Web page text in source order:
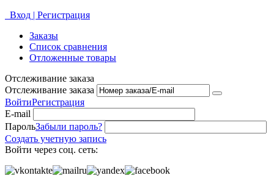
Вход | Регистрация
Заказы
Список сравнения
Отложенные товары
Отслеживание заказа
Отслеживание заказа
ВойтиРегистрация
E-mail
ПарольЗабыли пароль?
Создать учетную запись
Войти через соц. сеть: